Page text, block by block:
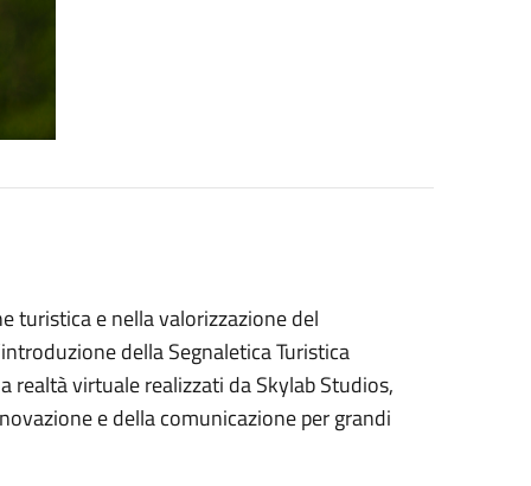
turistica e nella valorizzazione del
della Segnaletica Turistica
virtuale realizzati da Skylab Studios,
e della comunicazione per grandi